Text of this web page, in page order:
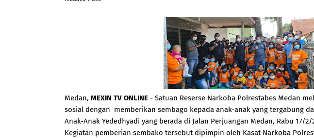
Medan, MEXIN TV ONLINE - Satuan Reserse Narkoba Polrestabes Medan
sosial dengan memberikan sembago kepada anak-anak yang tergabung
Anak-Anak Yededhyadi yang berada di Jalan Perjuangan Medan, Rabu 17/2/
Kegiatan pemberian sembako tersebut dipimpin oleh Kasat Narkoba